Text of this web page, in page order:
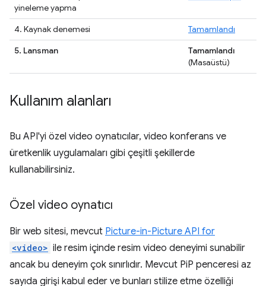
yineleme yapma
4. Kaynak denemesi
Tamamlandı
5. Lansman
Tamamlandı
(Masaüstü)
Kullanım alanları
Bu API'yi özel video oynatıcılar, video konferans ve
üretkenlik uygulamaları gibi çeşitli şekillerde
kullanabilirsiniz.
Özel video oynatıcı
Bir web sitesi, mevcut Picture-in-Picture API for
<video> ile resim içinde resim video deneyimi sunabilir
ancak bu deneyim çok sınırlıdır. Mevcut PiP penceresi az
sayıda girişi kabul eder ve bunları stilize etme özelliği